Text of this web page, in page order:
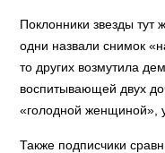
Поклонники звезды тут
одни назвали снимок
то других возмутила
воспитывающей двух
«голодной женщиной»,
Также подписчики